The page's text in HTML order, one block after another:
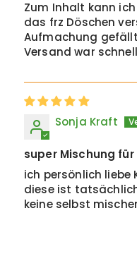
Zum Inhalt kann
das frz Döschen
Aufmachung
Versand war
Sonja Kraft
super Mischung
ich persönlich
diese ist
keine selbst